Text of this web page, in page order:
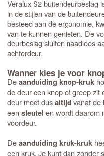
Veralux S2 buitendeurbeslag
in de stijlen van de
besteed aan de ergonomie,
van te kunnen genieten. De
deurbeslag sluiten naadloos
achterdeur.
Wanner kies je voor
Deaanduiding knop-kruk
de deur een knop of greep zit
deur moet dusaltijd vanaf de
eensleutel en wordt daarom
voordeur.
Deaanduiding kruk-kruk
een kruk. Je kunt dan zonder